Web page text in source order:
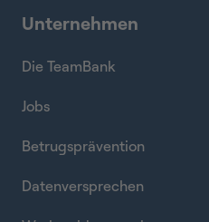
Unternehmen
Die TeamBank
Jobs
Betrugsprävention
Datenversprechen